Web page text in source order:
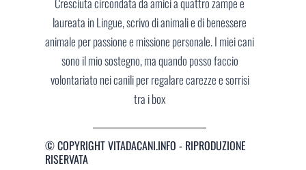
laureata in Lingue, scrivo di animali e di benessere
animale per passione e missione personale. I miei cani
sono il mio sostegno, ma quando posso faccio
volontariato nei canili per regalare carezze e sorrisi
tra i box
© COPYRIGHT VITADACANI.INFO - RIPRODUZIONE
RISERVATA